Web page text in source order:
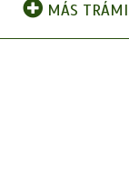
MÁS